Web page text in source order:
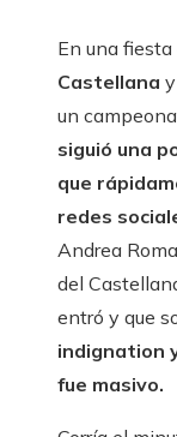
En una
Castellana
un
siguió una
que
redes
Andrea
del
entró y que
indignation
fue masivo.